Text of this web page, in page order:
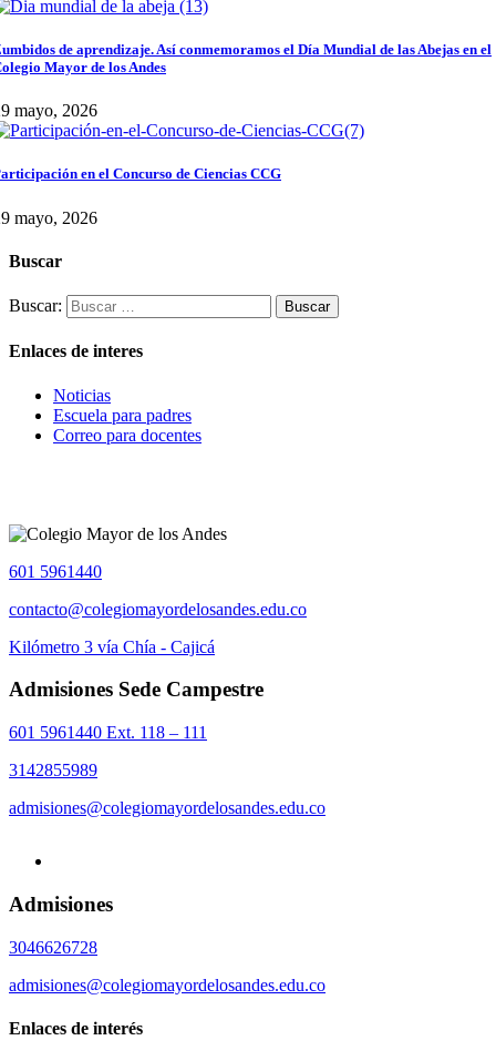
de aprendizaje. Así conmemoramos el Día Mundial de las Abejas en el
Mayor de los Andes
mayo, 2026
en el Concurso de Ciencias CCG
mayo, 2026
Buscar
Buscar:
Enlaces de interes
Noticias
Escuela para padres
Correo para docentes
601 5961440
contacto@colegiomayordelosandes.edu.co
Kilómetro 3 vía Chía - Cajicá
Admisiones Sede Campestre
601 5961440 Ext. 118 – 111
3142855989
admisiones@colegiomayordelosandes.edu.co
Admisiones
3046626728
admisiones@colegiomayordelosandes.edu.co
Enlaces de interés